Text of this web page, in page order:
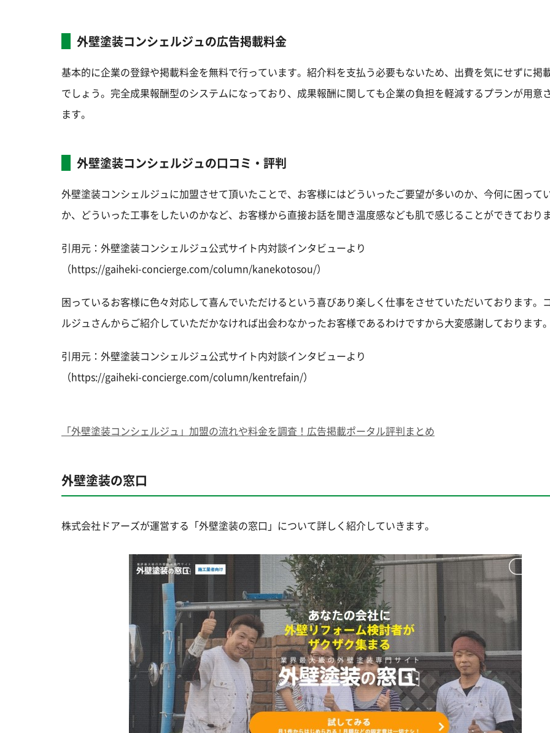
外壁塗装コンシェルジュの広告掲載料金
基本的に企業の登録や掲載料金を無料で行っています。紹介料を支払う必要もないため、出費を気にせずに掲
でしょう。完全成果報酬型のシステムになっており、成果報酬に関しても企業の負担を軽減するプランが用意
ます。
外壁塗装コンシェルジュの口コミ・評判
外壁塗装コンシェルジュに加盟させて頂いたことで、お客様にはどういったご要望が多いのか、今何に困って
か、どういった工事をしたいのかなど、お客様から直接お話を聞き温度感なども肌で感じることができておりま
引用元：外壁塗装コンシェルジュ公式サイト内対談インタビューより
（https://gaiheki-concierge.com/column/kanekotosou/）
困っているお客様に色々対応して喜んでいただけるという喜びあり楽しく仕事をさせていただいております。
ルジュさんからご紹介していただかなければ出会わなかったお客様であるわけですから大変感謝しております。
引用元：外壁塗装コンシェルジュ公式サイト内対談インタビューより
（https://gaiheki-concierge.com/column/kentrefain/）
「外壁塗装コンシェルジュ」加盟の流れや料金を調査！広告掲載ポータル評判まとめ
外壁塗装の窓口
株式会社ドアーズが運営する「外壁塗装の窓口」について詳しく紹介していきます。